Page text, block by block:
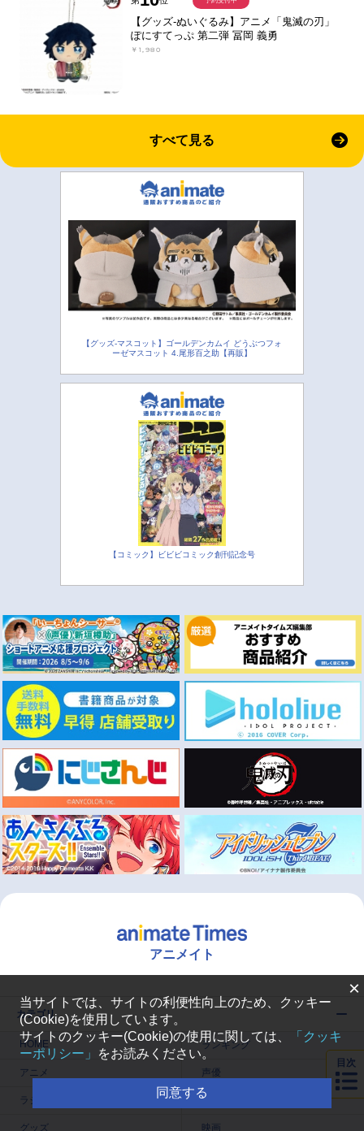
【グッズ-ぬいぐるみ】アニメ「鬼滅の刃」
ぽにすてっぷ 第二弾 冨岡 義勇
￥1,980
すべて見る
【グッズ-マスコット】ゴールデンカムイ どうぶつフォ
ーゼマスコット 4.尾形百之助【再販】
【コミック】ビビビコミック創刊記念号
アニメイト
カテゴリ
HOME ランキング
アニメ 声優
ラジオ みんなの声
グッズ 映画
目次
×
当サイトでは、サイトの利便性向上のため、クッキー
(Cookie)を使用しています。
サイトのクッキー(Cookie)の使用に関しては、
「クッキ
ーポリシー」
をお読みください。
同意する